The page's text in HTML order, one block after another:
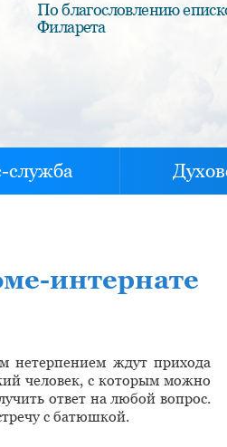
По благословлению
Филарета
служба
интернате
нетерпением ждут прихода
человек, с которым можно
ответ на любой вопрос.
с батюшкой.